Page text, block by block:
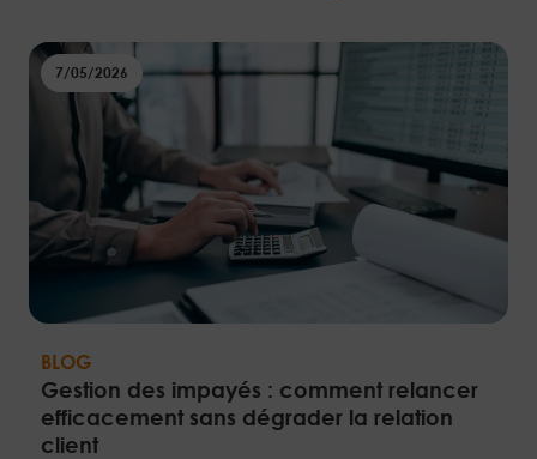
7/05/2026
BLOG
Gestion des impayés : comment relancer
efficacement sans dégrader la relation
client